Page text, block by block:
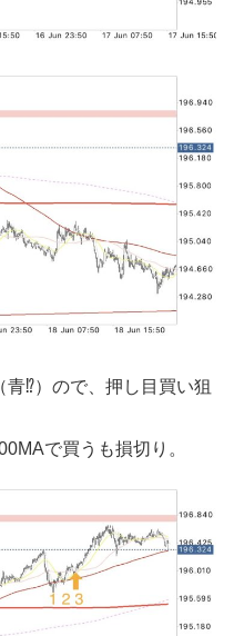
⁉︎）ので、押し目買い狙
で買うも損切り。